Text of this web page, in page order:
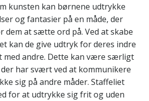
kunsten kan børnene udtrykke
og fantasier på en måde, der
dem at sætte ord på. Ved at skabe
kan de give udtryk for deres indre
med andre. Dette kan være særligt
har svært ved at kommunikere
sig på andre måder. Staffeliet
for at udtrykke sig frit og uden